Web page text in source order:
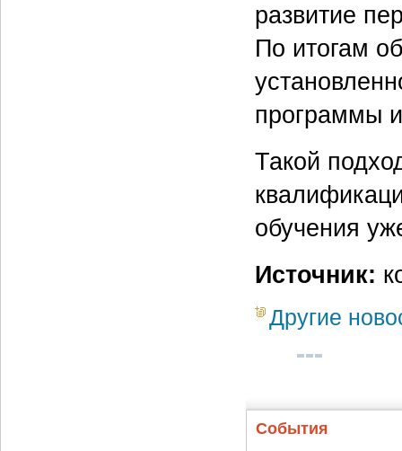
развитие
По итогам
программы
Такой
обучения
Источник:
Другие
События